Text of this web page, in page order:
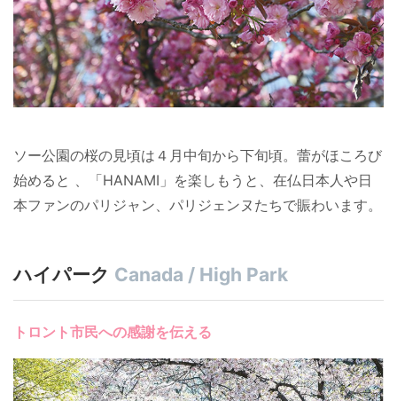
ソー公園の桜の見頃は４月中旬から下旬頃。蕾がほころび
始めると 、「HANAMI」を楽しもうと、在仏日本人や日
本ファンのパリジャン、パリジェンヌたちで賑わいます。
ハイパーク Canada / High Park
トロント市民への感謝を伝える